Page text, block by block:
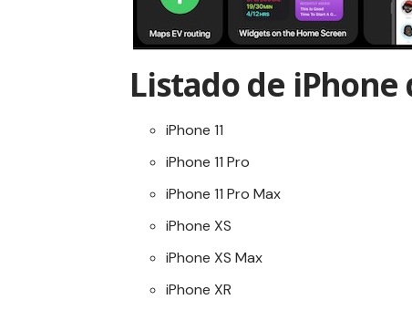
Listado de iPhone
iPhone 11
iPhone 11 Pro
iPhone 11 Pro Max
iPhone XS
iPhone XS Max
iPhone XR